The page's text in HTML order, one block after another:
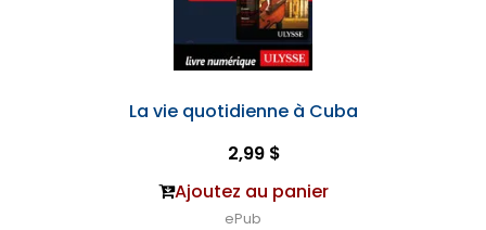
La vie quotidienne à Cuba
2,99 $
Ajoutez au panier
ePub